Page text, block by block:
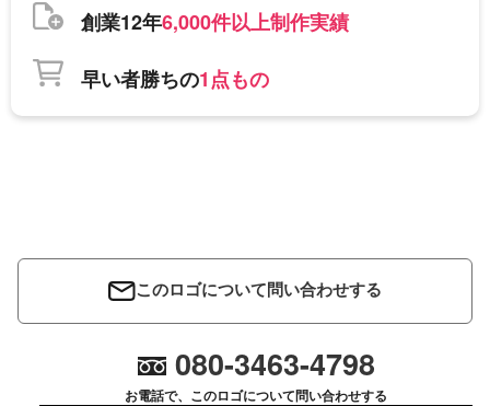
創業12年6,000件以上制作実績
早い者勝ちの1点もの
このロゴについて問い合わせする
080-3463-4798
お電話で、このロゴについて問い合わせする